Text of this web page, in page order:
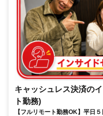
キャッシュレス決済の
ト勤務)
【フルリモート勤務OK】平日